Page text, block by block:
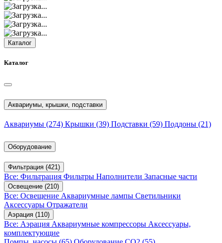
Каталог
Каталог
Аквариумы, крышки, подставки
Аквариумы (274) Крышки (39) Подставки (59) Поддоны (21)
Оборудование
Фильтрация (421)
Все: Фильтрация Фильтры Наполнители Запасные части
Освещение (210)
Все: Освещение Аквариумные лампы Светильники
Аксессуары Отражатели
Аэрация (110)
Все: Аэрация Аквариумные компрессоры Аксессуары,
комплектующие